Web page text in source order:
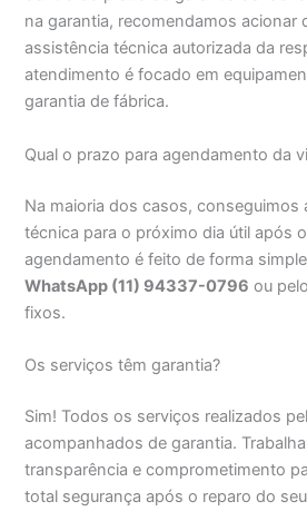
na garantia, recomendamos acionar
assistência técnica autorizada da
atendimento é focado em
garantia de fábrica.
Qual o prazo para agendamento da
Na maioria dos casos, conseguimos
técnica para o próximo dia útil após
agendamento é feito de forma
WhatsApp (11) 94337-0796 ou
fixos.
Os serviços têm garantia?
Sim! Todos os serviços realizados
acompanhados de garantia.
transparência e comprometimento
total segurança após o reparo do